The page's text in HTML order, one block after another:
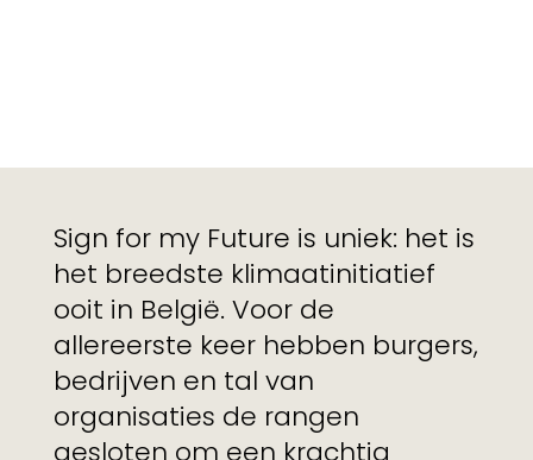
Sign for my Future is uniek: het is
het breedste klimaatinitiatief
ooit in België. Voor de
allereerste keer hebben burgers,
bedrijven en tal van
organisaties de rangen
gesloten om een krachtig